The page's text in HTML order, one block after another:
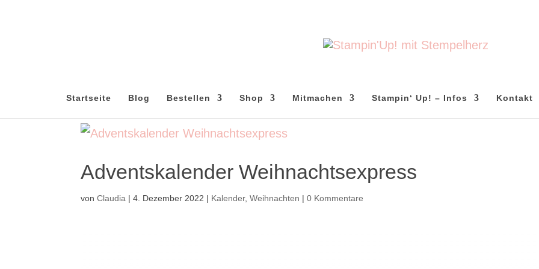
Startseite Blog Bestellen Shop Mitmachen Stampin‘ Up! – Infos Kontakt
Adventskalender Weihnachtsexpress
vonClaudia |4. Dezember 2022 | Kalender,Weihnachten |0 Kommentare